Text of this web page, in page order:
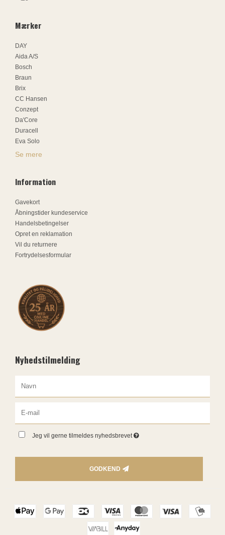
Mærker
DAY
Aida A/S
Bosch
Braun
Brix
CC Hansen
Conzept
Da'Core
Duracell
Eva Solo
Se mere
Information
Gavekort
Åbningstider kundeservice
Handelsbetingelser
Opret en reklamation
Vil du returnere
Fortrydelsesformular
Nyhedstilmelding
Jeg vil gerne tilmeldes nyhedsbrevet
GODKEND